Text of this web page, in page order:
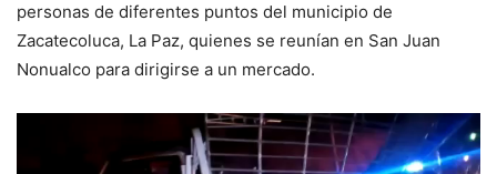
personas de diferentes puntos del municipio de
Zacatecoluca, La Paz, quienes se reunían en San Juan
Nonualco para dirigirse a un mercado.